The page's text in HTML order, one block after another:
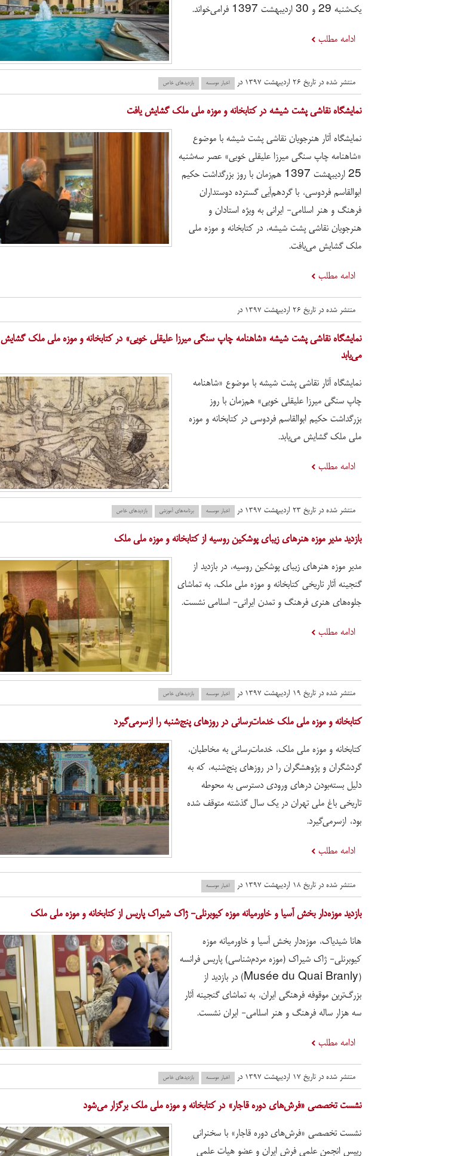
یک‌شنبه 29 و 30 اردیبهشت 1397 فرامی‌خواند.
ادامه مطلب
منتشر شده در تاریخ ۲۶ اردیبهشت ۱۳۹۷ در اخبار موسسه بازدید‌های خاص
نمایشگاه نقاشی پشت شیشه در کتابخانه و موزه ملی ملک گشایش یافت
نمایشگاه آثار هنرجویان نقاشی پشت شیشه با موضوع
«شاهنامه چاپ سنگی میرزا علیقلی خویی» عصر سه‌شنبه
25 اردیبهشت 1397 هم‌زمان با روز بزرگداشت حکیم
ابوالقاسم فردوسی، با گردهم‌آیی گسترده دوستداران
فرهنگ و هنر اسلامی- ایرانی به ویژه استادان و
هنرجویان نقاشی پشت شیشه، در کتابخانه و موزه ملی
ملک گشایش می‌یافت.
ادامه مطلب
منتشر شده در تاریخ ۲۶ اردیبهشت ۱۳۹۷ در
نمایشگاه نقاشی پشت شیشه «شاهنامه چاپ سنگی میرزا علیقلی خویی» در کتابخانه و موزه ملی ملک گشایش
می‌یابد
نمایشگاه آثار نقاشی پشت شیشه با موضوع «شاهنامه
چاپ سنگی میرزا علیقلی خویی» هم‌زمان با روز
بزرگداشت حکیم ابوالقاسم فردوسی در کتابخانه و موزه
ملی ملک گشایش می‌یابد.
ادامه مطلب
منتشر شده در تاریخ ۲۳ اردیبهشت ۱۳۹۷ در اخبار موسسه برنامه‌های آموزشی بازدید‌های خاص
​بازدید مدیر موزه هنرهای زیبای پوشکین روسیه از کتابخانه و موزه ملی ملک
مدیر موزه هنرهای زیبای پوشکین روسیه، در بازدید از
گنجینه آثار تاریخی کتابخانه و موزه ملی ملک، به تماشای
جلوه‌های هنری فرهنگ و تمدن ایرانی- اسلامی نشست.
ادامه مطلب
منتشر شده در تاریخ ۱۹ اردیبهشت ۱۳۹۷ در اخبار موسسه بازدید‌های خاص
کتابخانه و موزه ملی ملک خدمات‌رسانی در روزهای پنج‌شنبه را ازسرمی‌گیرد
کتابخانه و موزه ملی ملک، خدمات‌رسانی به مخاطبان،
گردشگران و پژوهشگران را در روزهای پنج‌شنبه، که به
دلیل بسته‌بودن درهای ورودی دسترسی به محوطه
تاریخی باغ ملی تهران در یک سال گذشته متوقف شده
بود، ازسرمی‌گیرد.
ادامه مطلب
منتشر شده در تاریخ ۱۸ اردیبهشت ۱۳۹۷ در اخبار موسسه
بازدید موزه‌دار بخش آسیا و خاورمیانه موزه کیوبرنلی- ژاک شیراک پاریس از کتابخانه و موزه ملی ملک
هانا شیدیاک، موزه‌دار بخش آسیا و خاورمیانه موزه
کیوبرنلی- ژاک شیراک (موزه مردم‌شناسی) پاریس فرانسه
(Musée du Quai Branly) در بازدید از
بزرگ‌ترین موقوفه فرهنگی ایران، به تماشای گنجینه آثار
سه هزار ساله فرهنگ و هنر اسلامی- ایران نشست.
ادامه مطلب
منتشر شده در تاریخ ۱۷ اردیبهشت ۱۳۹۷ در اخبار موسسه بازدید‌های خاص
نشست تخصصی «فرش‌های دوره قاجار» در کتابخانه و موزه ملی ملک برگزار می‌شود
نشست تخصصی «فرش‌های دوره قاجار» با سخنرانی
رییس انجمن علمی فرش ایران و عضو هیات علمی